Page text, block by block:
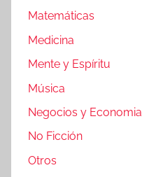
Matemáticas
Medicina
Mente y Espíritu
Música
Negocios y Economia
No Ficción
Otros